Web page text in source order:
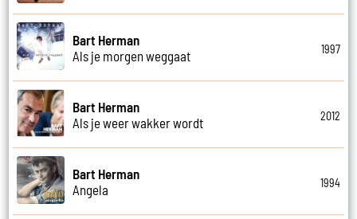
Bart Herman
Als je morgen weggaat
1997
Bart Herman
Als je weer wakker wordt
2012
Bart Herman
Angela
1994